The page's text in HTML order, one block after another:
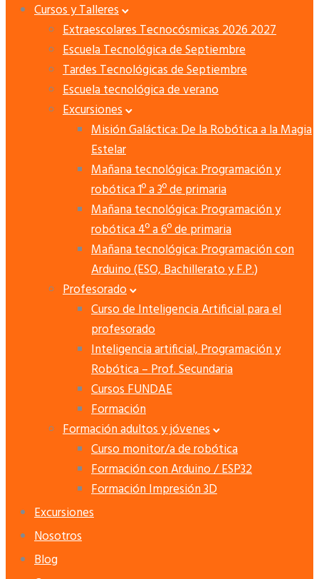
Cursos y Talleres
Extraescolares Tecnocósmicas 2026 2027
Escuela Tecnológica de Septiembre
Tardes Tecnológicas de Septiembre
Escuela tecnológica de verano
Excursiones
Misión Galáctica: De la Robótica a la Magia
Estelar
Mañana tecnológica: Programación y
robótica 1º a 3º de primaria
Mañana tecnológica: Programación y
robótica 4º a 6º de primaria
Mañana tecnológica: Programación con
Arduino (ESO, Bachillerato y F.P.)
Profesorado
Curso de Inteligencia Artificial para el
profesorado
Inteligencia artificial, Programación y
Robótica – Prof. Secundaria
Cursos FUNDAE
Formación
Formación adultos y jóvenes
Curso monitor/a de robótica
Formación con Arduino / ESP32
Formación Impresión 3D
Excursiones
Nosotros
Blog